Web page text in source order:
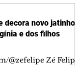
decora novo jatinho
e dos filhos
@zefelipe Zé Felipe